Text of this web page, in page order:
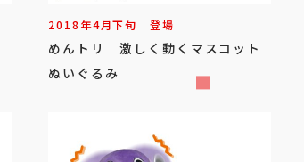
2018年4月下旬 登場
めんトリ 激しく動くマスコット
ぬいぐるみ